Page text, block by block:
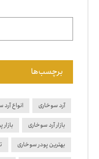
برچسب‌ها
آرد سوخاری انواع
بازار آرد سوخاری
بهترین پودر سوخاری